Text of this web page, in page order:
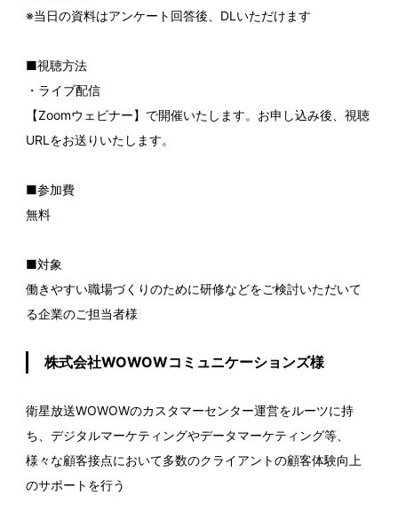
※当日の資料はアンケート回答後、DLいただけます
■視聴方法
・ライブ配信
【Zoomウェビナー】で開催いたします。お申し込み後、視聴
URLをお送りいたします。
■参加費
無料
■対象
働きやすい職場づくりのために研修などをご検討いただいて
る企業のご担当者様
株式会社WOWOWコミュニケーションズ様
衛星放送WOWOWのカスタマーセンター運営をルーツに持
ち、デジタルマーケティングやデータマーケティング等、
様々な顧客接点において多数のクライアントの顧客体験向上
のサポートを行う